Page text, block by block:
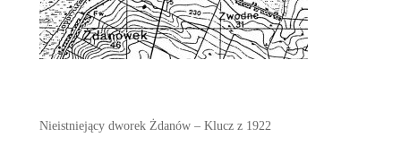
Nieistniejący dworek Żdanów – Klucz z 1922